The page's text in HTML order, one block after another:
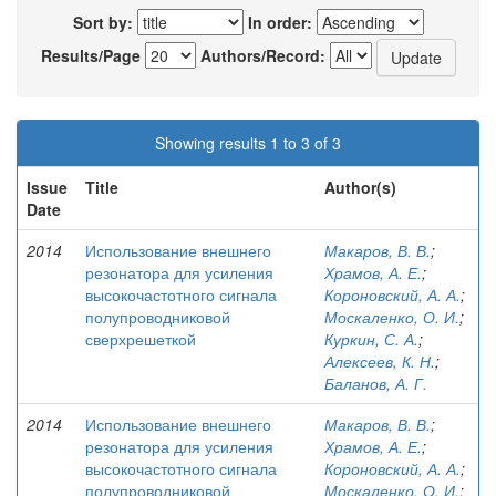
Sort by:
In order:
Results/Page
Authors/Record:
Showing results 1 to 3 of 3
Issue
Date
Title Author(s)
2014
Использование внешнего
резонатора для усиления
высокочастотного сигнала
полупроводниковой
сверхрешеткой
Макаров, В. В.;
Храмов, А. Е.;
Короновский, А. А.;
Москаленко, О. И.;
Куркин, С. А.;
Алексеев, К. Н.;
Баланов, А. Г.
2014
Использование внешнего
резонатора для усиления
высокочастотного сигнала
полупроводниковой
Макаров, В. В.;
Храмов, А. Е.;
Короновский, А. А.;
Москаленко, О. И.;